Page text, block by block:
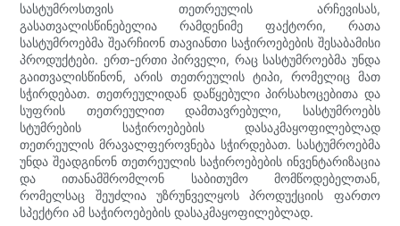
სასტუმროსთვის თეთრეულის არჩევისას,
გასათვალისწინებელია რამდენიმე ფაქტორი, რათა
სასტუმროებმა შეარჩიონ თავიანთი საჭიროებების შესაბამისი
პროდუქტები. ერთ-ერთი პირველი, რაც სასტუმროებმა უნდა
გაითვალისწინონ, არის თეთრეულის ტიპი, რომელიც მათ
სჭირდებათ. თეთრეულიდან დაწყებული პირსახოცებითა და
სუფრის თეთრეულით დამთავრებული, სასტუმროებს
სტუმრების საჭიროებების დასაკმაყოფილებლად
თეთრეულის მრავალფეროვნება სჭირდებათ. სასტუმროებმა
უნდა შეადგინონ თეთრეულის საჭიროებების ინვენტარიზაცია
და ითანამშრომლონ საბითუმო მომწოდებელთან,
რომელსაც შეუძლია უზრუნველყოს პროდუქციის ფართო
სპექტრი ამ საჭიროებების დასაკმაყოფილებლად.